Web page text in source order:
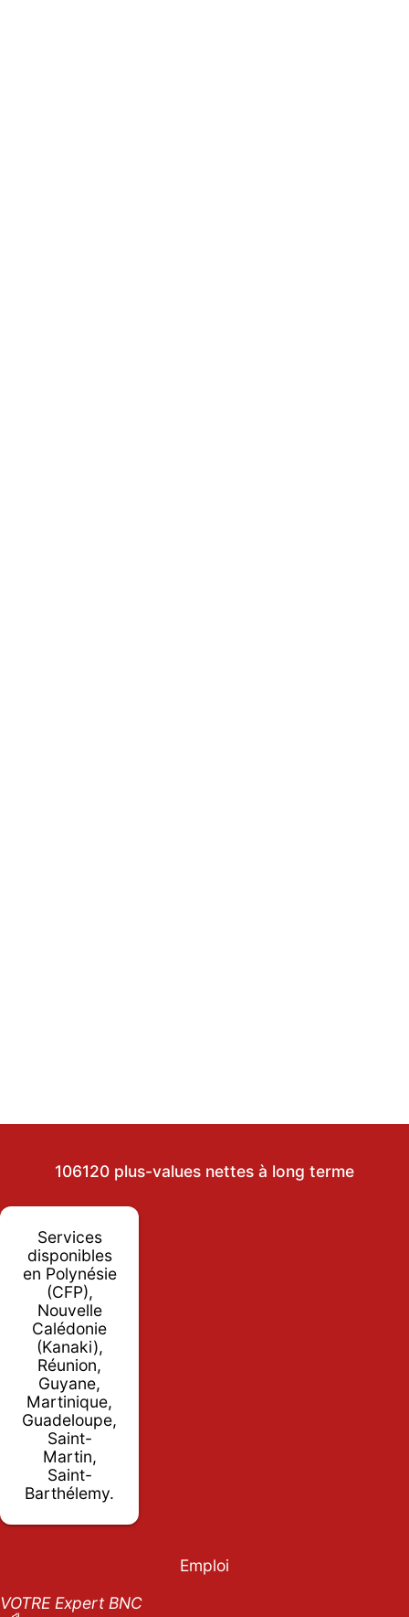
106120 plus-values nettes à long terme
Services
disponibles
en Polynésie
(CFP),
Nouvelle
Calédonie
(Kanaki),
Réunion,
Guyane,
Martinique,
Guadeloupe,
Saint-
Martin,
Saint-
Barthélemy.
Emploi
VOTRE Expert BNC